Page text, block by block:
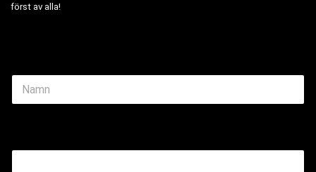
först av alla!
N
m